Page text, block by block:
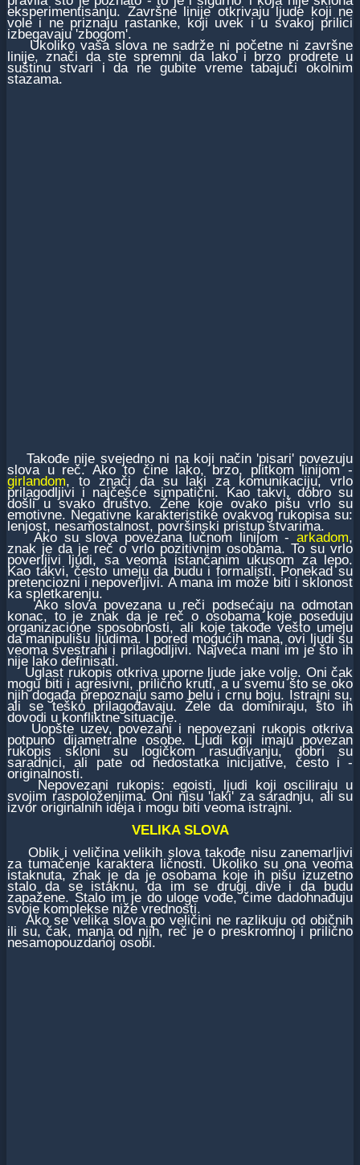
eksperimentisanju. Završne linije otkrivaju ljude koji ne
vole i ne priznaju rastanke, koji uvek i u svakoj prilici
izbegavaju 'zbogom'.
Ukoliko vaša slova ne sadrže ni početne ni završne
linije, znači da ste spremni da lako i brzo prodrete u
suštinu stvari i da ne gubite vreme tabajući okolnim
stazama.
Takođe nije svejedno ni na koji način 'pisari' povezuju
slova u reč. Ako to čine lako, brzo, plitkom linijom -
girlandom, to znači da su laki za komunikaciju, vrlo
prilagodljivi i najčešće simpatični. Kao takvi, dobro su
došli u svako društvo. Žene koje ovako pišu vrlo su
emotivne. Negativne karakteristike ovakvog rukopisa su:
lenjost, nesamostalnost, površinski pristup stvarima.
Ako su slova povezana lučnom linijom - arkadom,
znak je da je reč o vrlo pozitivnim osobama. To su vrlo
poverljivi ljudi, sa veoma istančanim ukusom za lepo.
Kao takvi, često umeju da budu i formalisti. Ponekad su
pretenciozni i nepoverljivi. A mana im može biti i sklonost
ka spletkarenju.
Ako slova povezana u reči podsećaju na odmotan
konac, to je znak da je reč o osobama koje poseduju
organizacione sposobnosti, ali koje takođe vešto umeju
da manipulišu ljudima. I pored mogućih mana, ovi ljudi su
veoma svestrani i prilagodljivi. Najveća mani im je što ih
nije lako definisati.
Uglast rukopis otkriva uporne ljude jake volje. Oni čak
mogu biti i agresivni, prilično kruti, a u svemu što se oko
njih događa prepoznaju samo belu i crnu boju. Istrajni su,
ali se teško prilagođavaju. Žele da dominiraju, što ih
dovodi u konfliktne situacije.
Uopšte uzev, povezani i nepovezani rukopis otkriva
potpuno dijametralne osobe. Ljudi koji imaju povezan
rukopis skloni su logičkom rasuđivanju, dobri su
saradnici, ali pate od nedostatka inicijative, često i -
originalnosti.
Nepovezani rukopis: egoisti, ljudi koji osciliraju u
svojim raspoloženjima. Oni nisu 'laki' za saradnju, ali su
izvor originalnih ideja i mogu biti veoma istrajni.
VELIKA SLOVA
Oblik i veličina velikih slova takođe nisu zanemarljivi
za tumačenje karaktera ličnosti. Ukoliko su ona veoma
istaknuta, znak je da je osobama koje ih pišu izuzetno
stalo da se istaknu, da im se drugi dive i da budu
zapažene. Stalo im je do uloge vođe, čime dadohnađuju
svoje komplekse niže vrednosti.
Ako se velika slova po veličini ne razlikuju od običnih
ili su, čak, manja od njih, reč je o preskromnoj i prilično
nesamopouzdanoj osobi.